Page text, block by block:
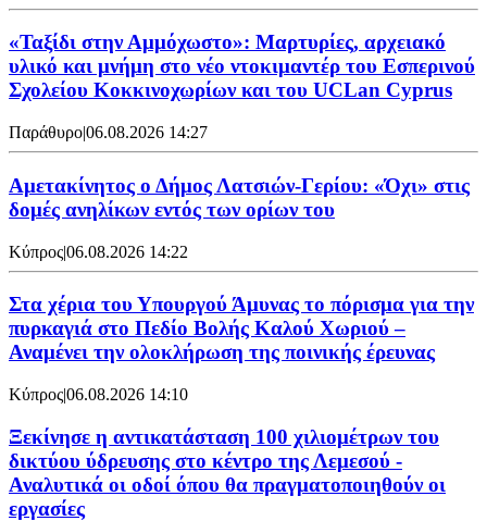
«Ταξίδι στην Αμμόχωστο»: Μαρτυρίες, αρχειακό
υλικό και μνήμη στο νέο ντοκιμαντέρ του Εσπερινού
Σχολείου Κοκκινοχωρίων και του UCLan Cyprus
Παράθυρο|06.08.2026 14:27
Αμετακίνητος ο Δήμος Λατσιών-Γερίου: «Όχι» στις
δομές ανηλίκων εντός των ορίων του
Κύπρος|06.08.2026 14:22
Στα χέρια του Υπουργού Άμυνας το πόρισμα για την
πυρκαγιά στο Πεδίο Βολής Καλού Χωριού –
Αναμένει την ολοκλήρωση της ποινικής έρευνας
Κύπρος|06.08.2026 14:10
Ξεκίνησε η αντικατάσταση 100 χιλιομέτρων του
δικτύου ύδρευσης στο κέντρο της Λεμεσού -
Αναλυτικά οι οδοί όπου θα πραγματοποιηθούν οι
εργασίες